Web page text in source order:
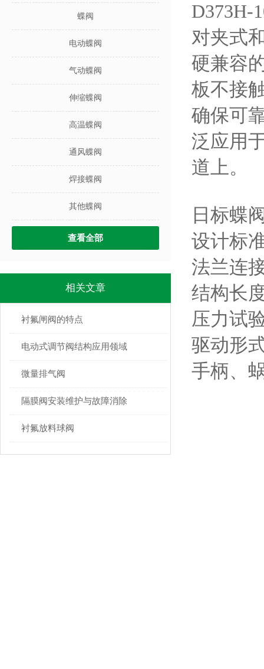
蝶阀
电动蝶阀
气动蝶阀
伸缩蝶阀
高温蝶阀
通风蝶阀
焊接蝶阀
其他蝶阀
查看全部
相关文章
衬氟闸阀的特点
电动式调节阀结构应用领域
微量排气阀
隔膜阀安装维护与故障消除
衬氟放料球阀
D373H-
对夹式
硬兼容
板不接
确保可
泛应用
道上。
日标蝶
设计标
法兰连
结构长
压力试
驱动形
手柄、